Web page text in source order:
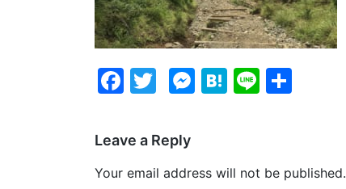
Facebook
Twitter
Messenger
Hatena
Line
Leave a Reply
Your email address will not be published.